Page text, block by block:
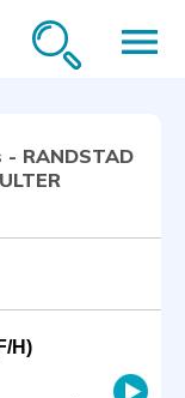
menu
RANDSTAD
H)